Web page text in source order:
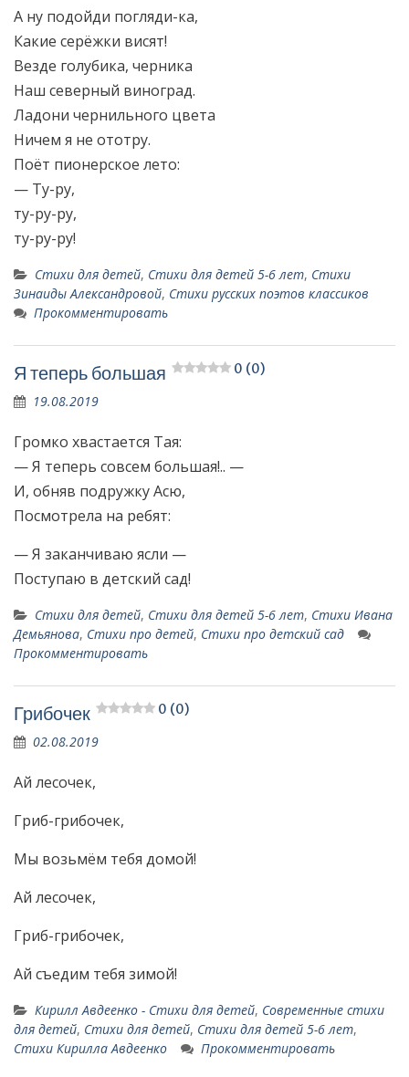
А ну подойди погляди-ка,
Какие серёжки висят!
Везде голубика, черника
Наш северный виноград.
Ладони чернильного цвета
Ничем я не ототру.
Поёт пионерское лето:
— Ту-ру,
ту-ру-ру,
ту-ру-ру!
Стихи для детей, Стихи для детей 5-6 лет, Стихи
Зинаиды Александровой, Стихи русских поэтов классиков
Прокомментировать
Я теперь большая 0 (0)
19.08.2019
Громко хвастается Тая:
— Я теперь совсем большая!.. —
И, обняв подружку Асю,
Посмотрела на ребят:
— Я заканчиваю ясли —
Поступаю в детский сад!
Стихи для детей, Стихи для детей 5-6 лет, Стихи Ивана
Демьянова, Стихи про детей, Стихи про детский сад
Прокомментировать
Грибочек 0 (0)
02.08.2019
Ай лесочек,
Гриб-грибочек,
Мы возьмём тебя домой!
Ай лесочек,
Гриб-грибочек,
Ай съедим тебя зимой!
Кирилл Авдеенко - Стихи для детей, Современные стихи
для детей, Стихи для детей, Стихи для детей 5-6 лет,
Стихи Кирилла Авдеенко
Прокомментировать